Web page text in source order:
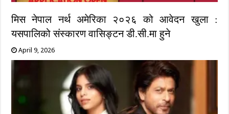
मिस नेपाल नर्थ अमेरिका २०२६ को आवेदन खुला :
यसपालिको संस्कारण वासिङ्टन डी.सी.मा हुने
April 9, 2026